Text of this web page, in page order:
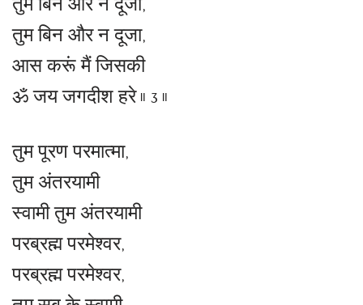
तुम बिन और न दूजा,
तुम बिन और न दूजा,
आस करूं मैं जिसकी
ॐ जय जगदीश हरे ॥ 3 ॥
तुम पूरण परमात्मा,
तुम अंतरयामी
स्वामी तुम अंतरयामी
परब्रह्म परमेश्वर,
परब्रह्म परमेश्वर,